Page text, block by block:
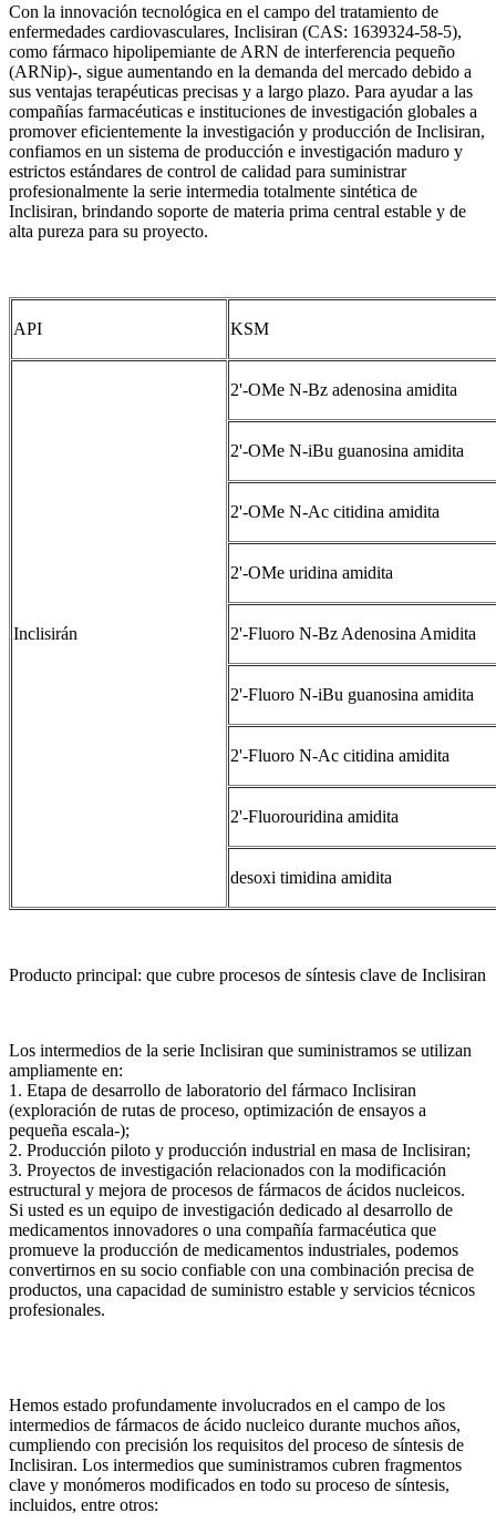
Con la innovación tecnológica en el campo del tratamiento de
enfermedades cardiovasculares, Inclisiran (CAS: 1639324-58-5),
como fármaco hipolipemiante de ARN de interferencia pequeño
(ARNip)-, sigue aumentando en la demanda del mercado debido a
sus ventajas terapéuticas precisas y a largo plazo. Para ayudar a las
compañías farmacéuticas e instituciones de investigación globales a
promover eficientemente la investigación y producción de Inclisiran,
confiamos en un sistema de producción e investigación maduro y
estrictos estándares de control de calidad para suministrar
profesionalmente la serie intermedia totalmente sintética de
Inclisiran, brindando soporte de materia prima central estable y de
alta pureza para su proyecto.
API KSM
Inclisirán
2'-OMe N-Bz adenosina amidita
2'-OMe N-iBu guanosina amidita
2'-OMe N-Ac citidina amidita
2'-OMe uridina amidita
2'-Fluoro N-Bz Adenosina Amidita
2'-Fluoro N-iBu guanosina amidita
2'-Fluoro N-Ac citidina amidita
2'-Fluorouridina amidita
desoxi timidina amidita
Producto principal: que cubre procesos de síntesis clave de Inclisiran
Los intermedios de la serie Inclisiran que suministramos se utilizan
ampliamente en:
1. Etapa de desarrollo de laboratorio del fármaco Inclisiran
(exploración de rutas de proceso, optimización de ensayos a
pequeña escala-);
2. Producción piloto y producción industrial en masa de Inclisiran;
3. Proyectos de investigación relacionados con la modificación
estructural y mejora de procesos de fármacos de ácidos nucleicos.
Si usted es un equipo de investigación dedicado al desarrollo de
medicamentos innovadores o una compañía farmacéutica que
promueve la producción de medicamentos industriales, podemos
convertirnos en su socio confiable con una combinación precisa de
productos, una capacidad de suministro estable y servicios técnicos
profesionales.
Hemos estado profundamente involucrados en el campo de los
intermedios de fármacos de ácido nucleico durante muchos años,
cumpliendo con precisión los requisitos del proceso de síntesis de
Inclisiran. Los intermedios que suministramos cubren fragmentos
clave y monómeros modificados en todo su proceso de síntesis,
incluidos, entre otros: